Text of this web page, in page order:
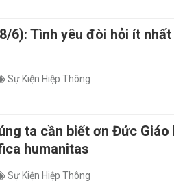
6): Tình yêu đòi hỏi ít
Sự Kiện Hiệp Thông
ta cần biết ơn Đức
humanitas
Sự Kiện Hiệp Thông